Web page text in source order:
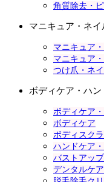
角質除去・
マニキュア・ネイ
マニキュア
マニキュア
つけ爪・ネ
ボディケア・ハ
ボディケア
ボディケア
ボディスク
ハンドケア
バストアッ
デンタルケア